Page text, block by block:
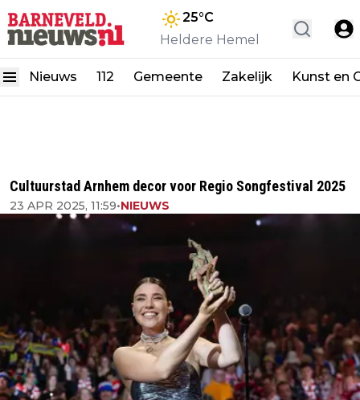
25°C
Heldere Hemel
Nieuws 112 Gemeente Zakelijk Kunst en
Cultuurstad Arnhem decor voor Regio Songfestival 2025
23 APR 2025, 11:59•NIEUWS